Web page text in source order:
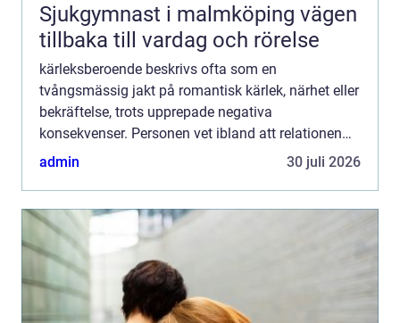
Sjukgymnast i malmköping vägen
tillbaka till vardag och rörelse
kärleksberoende beskrivs ofta som en
tvångsmässig jakt på romantisk kärlek, närhet eller
bekräftelse, trots upprepade negativa
konsekvenser. Personen vet ibland att relationen
skadar, men fortsätter ändå. Drivkraften är sällan
admin 30 juli 2026